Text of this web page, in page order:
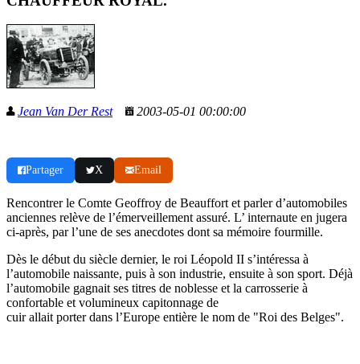
Jean Van Der Rest 2003-05-01 00:00:00
Partager X Email
Rencontrer le Comte Geoffroy de Beauffort et parler d’automobiles
anciennes relève de l’émerveillement assuré. L’ internaute en jugera
ci-après, par l’une de ses anecdotes dont sa mémoire fourmille.
Dès le début du siècle dernier, le roi Léopold II s’intéressa à
l’automobile naissante, puis à son industrie, ensuite à son sport. Déjà
l’automobile gagnait ses titres de noblesse et la carrosserie à
confortable et volumineux capitonnage de
cuir allait porter dans l’Europe entière le nom de "Roi des Belges".